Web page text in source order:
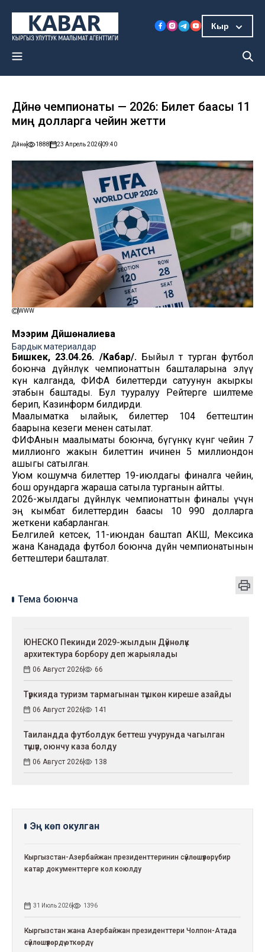
Кыр
Дүйнө чемпионаты — 2026: Билет баасы 11
миң долларга чейин жетти
Дүйнө 1888 23 Апрель 202609:40
WWW
Мээрим Дүйшөналиева
Бардык материалдар
Бишкек, 23.04.26. /Кабар/.Быйыл өтө турган футбол
боюнча дүйнөлүк чемпионаттын башталарына элүү
күн калганда, ФИФА билеттерди сатуунун акыркы
этабын баштады. Бул тууралуу Рейтерге шилтеме
берип, Казинформ билдирди.
Маалыматка ылайык, билеттер 104 беттештин
баарына кезеги менен сатылат.
ФИФАнын маалыматы боюнча, бүгүнкү күнгө чейин 7
миллионго жакын билеттин ичинен 5 миллиондон
ашыгы сатылган.
Уюм кошумча билеттер 19-июлдагы финалга чейин,
бош орундарга жараша сатыла турганын айтты.
2026-жылдагы дүйнөлүк чемпионаттын финалы үчүн
эң кымбат билеттердин баасы 10 990 долларга
жеткени кабарланган.
Белгилей кетсек, 11-июндан баштап АКШ, Мексика
жана Канадада футбол боюнча дүйнө чемпионатынын
беттештери башталат.
Тема боюнча
ЮНЕСКО Пекинди 2029-жылдын Дүйнөлүк
архитектура борбору деп жарыялады
06 Август 2026 66
Түркияда туризм тармагынан түшкөн киреше азайды
06 Август 2026 141
Таиландда футболдук беттеш учурунда чагылган
түшүп, оюнчу каза болду
06 Август 2026 138
Эң көп окулган
Кыргызстан-Азербайжан президенттеринин сүйлөшүүлөрү: бир
катар документтерге кол коюлду
31 Июль 2026 1396
Кыргызстан жана Азербайжан президенттери Чолпон-Атада
сүйлөшүүлөрдү өткөрдү